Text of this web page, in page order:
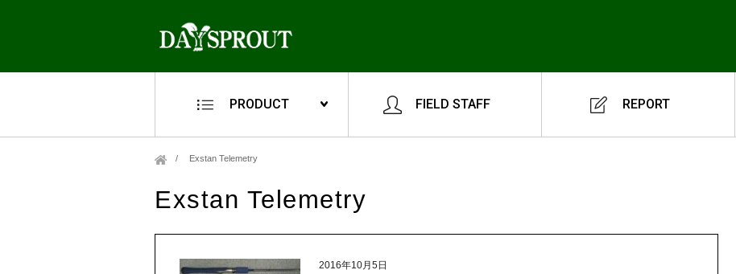
PRODUCT FIELD STAFF REPORT
Exstan Telemetry
Exstan Telemetry
2016年10月5日